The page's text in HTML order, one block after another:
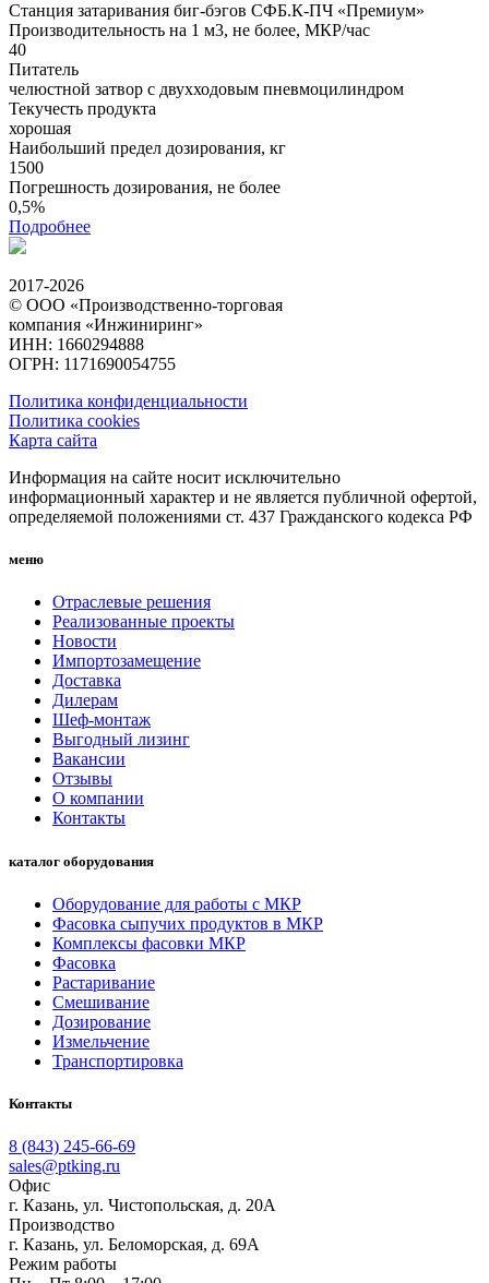
Станция затаривания биг-бэгов СФБ.К-ПЧ «Премиум»
Производительность на 1 м3, не более, МКР/час
40
Питатель
челюстной затвор с двухходовым пневмоцилиндром
Текучесть продукта
хорошая
Наибольший предел дозирования, кг
1500
Погрешность дозирования, не более
0,5%
Подробнее
2017-2026
© ООО «Производственно-торговая
компания «Инжиниринг»
ИНН: 1660294888
ОГРН: 1171690054755
Политика конфиденциальности
Политика cookies
Карта сайта
Информация на сайте носит исключительно
информационный характер и не является публичной офертой,
определяемой положениями ст. 437 Гражданского кодекса РФ
меню
Отраслевые решения
Реализованные проекты
Новости
Импортозамещение
Доставка
Дилерам
Шеф-монтаж
Выгодный лизинг
Вакансии
Отзывы
О компании
Контакты
каталог оборудования
Оборудование для работы с МКР
Фасовка сыпучих продуктов в МКР
Комплексы фасовки МКР
Фасовка
Растаривание
Смешивание
Дозирование
Измельчение
Транспортировка
Контакты
8 (843) 245-66-69
sales@ptking.ru
Офис
г. Казань, ул. Чистопольская, д. 20А
Производство
г. Казань, ул. Беломорская, д. 69А
Режим работы